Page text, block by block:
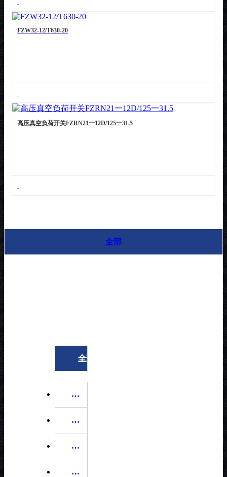
FZW32-12/T630-20
高压真空负荷开关FZRN21一12D/125一31.5
全部
全部
高
压电器
隔
离开关
接
地开关
高